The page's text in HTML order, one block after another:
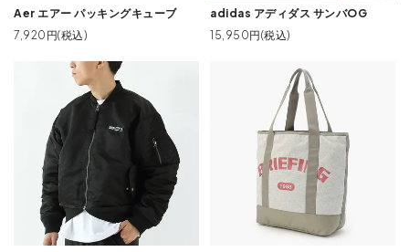
Aer エアー パッキングキューブ
7,920円(税込)
adidas アディダス サンバOG
15,950円(税込)